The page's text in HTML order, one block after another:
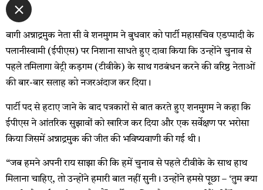
बागी अन्नाद्रमुक नेता सी वे शनमुगम ने बुधवार को पार्टी महासचिव एडप्पादी के
पलानीस्वामी (ईपीएस) पर निशाना साधते हुए दावा किया कि उन्होंने चुनाव से
पहले तमिलागा वेट्री कड़गम (टीवीके) के साथ गठबंधन करने की वरिष्ठ नेताओं
की बार-बार सलाह को नजरअंदाज कर दिया।
पार्टी पद से हटाए जाने के बाद पत्रकारों से बात करते हुए शनमुगम ने कहा कि
ईपीएस ने आंतरिक सुझावों को खारिज कर दिया और एक सर्वेक्षण पर भरोसा
किया जिसमें अन्नाद्रमुक की जीत की भविष्यवाणी की गई थी।
“जब हमने अपनी राय साझा की कि हमें चुनाव से पहले टीवीके के साथ हाथ
मिलाना चाहिए, तो उन्होंने हमारी बात नहीं सुनी। उन्होंने हमसे पूछा – ‘तुम क्या